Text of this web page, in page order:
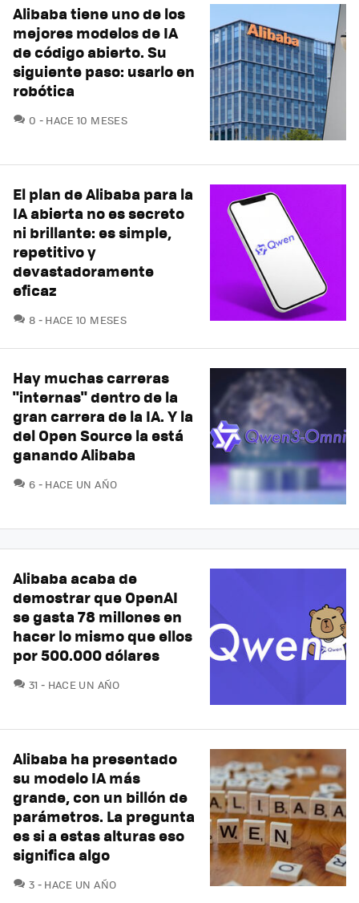
Alibaba tiene uno de los
mejores modelos de IA
de código abierto. Su
siguiente paso: usarlo en
robótica
0 COMENTARIOS
HACE 10 MESES
El plan de Alibaba para la
IA abierta no es secreto
ni brillante: es simple,
repetitivo y
devastadoramente
eficaz
8 COMENTARIOS
HACE 10 MESES
Hay muchas carreras
"internas" dentro de la
gran carrera de la IA. Y la
del Open Source la está
ganando Alibaba
6 COMENTARIOS
HACE UN AÑO
Alibaba acaba de
demostrar que OpenAI
se gasta 78 millones en
hacer lo mismo que ellos
por 500.000 dólares
31 COMENTARIOS
HACE UN AÑO
Alibaba ha presentado
su modelo IA más
grande, con un billón de
parámetros. La pregunta
es si a estas alturas eso
significa algo
3 COMENTARIOS
HACE UN AÑO